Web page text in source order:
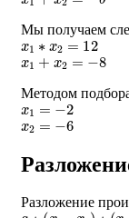
Мы получаем
x1∗x2=12
x1 + x2 =− 8
Методом
x1=−2
x2 =−
Разложение
a ∗(x−x1)∗ (x−x